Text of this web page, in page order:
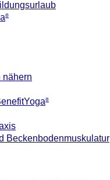
®
nähern
®
Beckenbodenmuskulatur